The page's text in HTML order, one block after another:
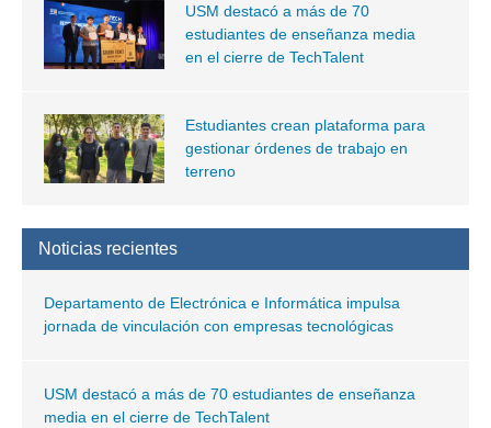
USM destacó a más de 70
estudiantes de enseñanza media
en el cierre de TechTalent
Estudiantes crean plataforma para
gestionar órdenes de trabajo en
terreno
Noticias recientes
Departamento de Electrónica e Informática impulsa
jornada de vinculación con empresas tecnológicas
USM destacó a más de 70 estudiantes de enseñanza
media en el cierre de TechTalent